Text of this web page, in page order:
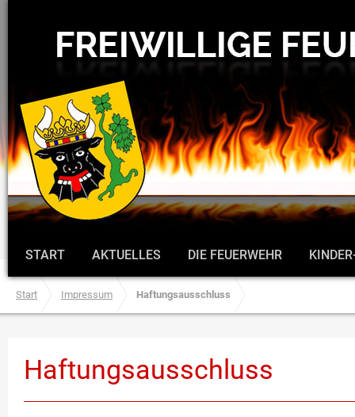
START AKTUELLES DIE FEUERWEHR
Start Impressum Haftungsausschluss
Haftungsausschluss